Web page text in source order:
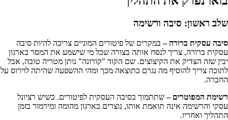
שלב ראשון: סיבה ורשימה
סיבה עסקית ברורה–במקרים של פיטורים המוניים צריכה להיות סיבה
עסקית ברורה, צריך לנסח אותה בצורה שכל מי שישמע את המסר בארגון
יבין שזה הצדיק את הקיצוצים. שם הקוד "קורונה" נותן מטריה טובה, אבל
לתוכה צריך להוסיף מה נגרם כתוצאה מכך ומהי ההשפעה שהיתה לוירוס על
החברה.
רשימת המפוטרים –שתתמוך בסיבה העסקית לפיטורים. כשיש רציונל
עסקי והרשימה אינה תואמת אותו, נוצרים בארגון מהומה ומירמור בזמן
התהליך ואחריו.